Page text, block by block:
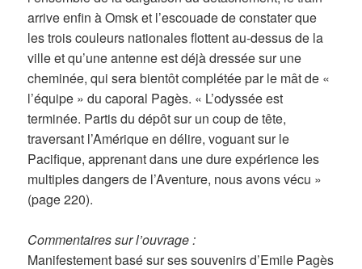
arrive enfin à Omsk et l’escouade de constater que
les trois couleurs nationales flottent au-dessus de la
ville et qu’une antenne est déjà dressée sur une
cheminée, qui sera bientôt complétée par le mât de «
l’équipe » du caporal Pagès. « L’odyssée est
terminée. Partis du dépôt sur un coup de tête,
traversant l’Amérique en délire, voguant sur le
Pacifique, apprenant dans une dure expérience les
multiples dangers de l’Aventure, nous avons vécu »
(page 220).
Commentaires sur l’ouvrage :
Manifestement basé sur ses souvenirs d’Emile Pagès